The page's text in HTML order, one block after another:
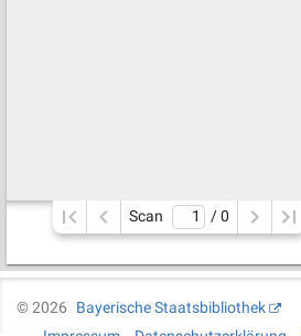
Scan / 0
©2026
Bayerische Staatsbibliothek